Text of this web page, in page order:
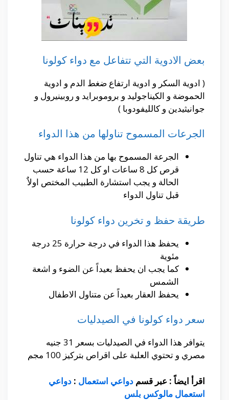
بعض الادوية التي تتفاعل مع دواء كولونا
( ادوية السكر و ادوية ارتفاع ضغط الدم و ادوية
الحموضة و الكيناجوليد و بروموبرايد و روبينيرول و
جوانيثيدين و كالليفودوبا )
الجرعات المسموح تناولها من هذا الدواء
الجرعة المسموح بها من هذا الدواء هي تناول
قرص كل 8 ساعات او كل 12 ساعة حسب
الحالة و يجب استشارة الطبيب المختص اولاٌ
قبل تناول الدواء
طريقة حفظ و تخرين دواء كولونا
يحفظ هذا الدواء في درجة حرارة 25 درجة
مئوية
كما يجب ان يحفظ بعيداً عن الضوء و اشعة
الشمس
يحفظ العقار بعيداً عن متناول الاطفال
سعر دواء كولونا في الصيدليات
يتوافر هذا الدواء في الصيدليات بسعر 31 جنيه
مصري و تحتوي العلبة على اقراص بتركيز 100 مجم
اقرأ ايضاً : عبر قسم دواعي استعمال : دواعي
استعمال مالوكس بلس